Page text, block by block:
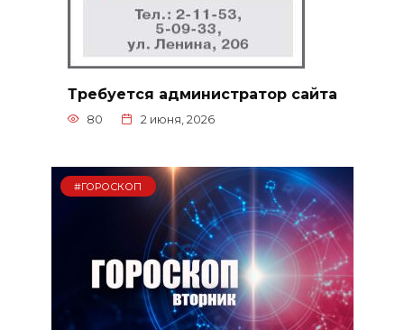
Требуется администратор сайта
80 2 июня, 2026
#ГОРОСКОП